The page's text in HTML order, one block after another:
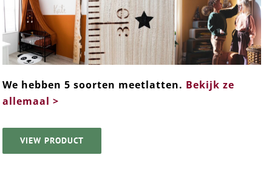
We hebben 5 soorten meetlatten. Bekijk ze
allemaal >
VIEW PRODUCT